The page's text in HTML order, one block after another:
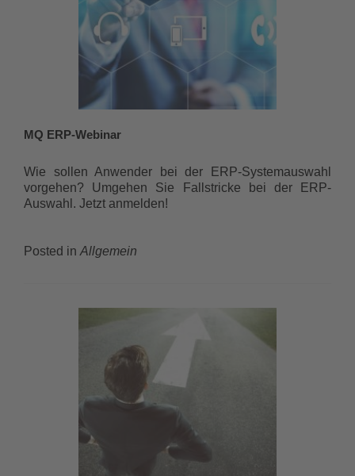
MQ ERP-Webinar
Wie sollen Anwender bei der ERP-Systemauswahl
vorgehen? Umgehen Sie Fallstricke bei der ERP-
Auswahl. Jetzt anmelden!
Posted in Allgemein